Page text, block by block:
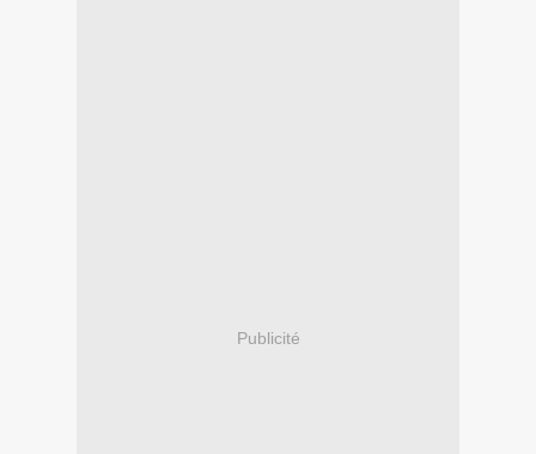
Publicité